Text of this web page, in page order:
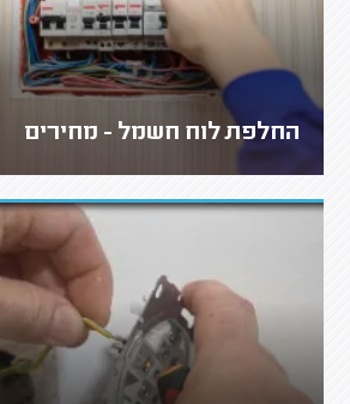
החלפת לוח חשמל - מחירים